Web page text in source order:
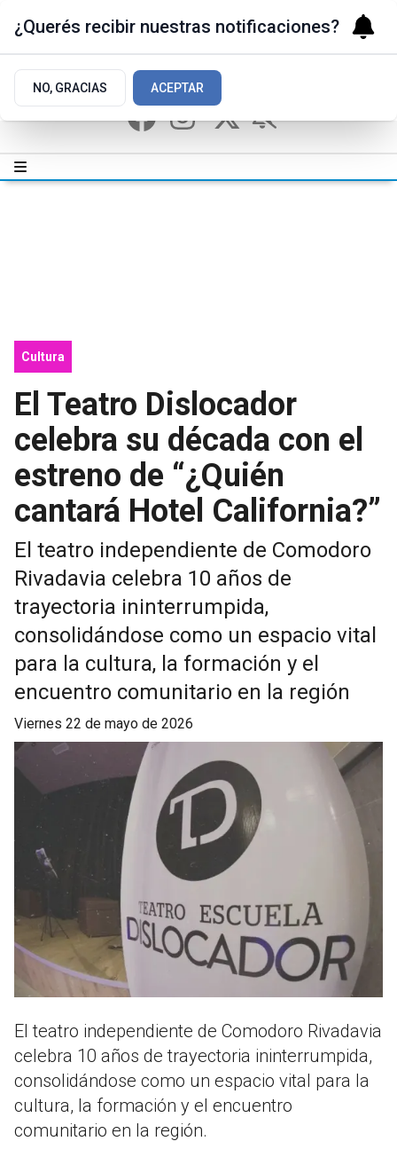
Cultura
El Teatro Dislocador
celebra su década con el
estreno de “¿Quién
cantará Hotel California?”
El teatro independiente de Comodoro
Rivadavia celebra 10 años de
trayectoria ininterrumpida,
consolidándose como un espacio vital
para la cultura, la formación y el
encuentro comunitario en la región
viernes 22 de mayo de 2026
El teatro independiente de Comodoro Rivadavia
celebra 10 años de trayectoria ininterrumpida,
consolidándose como un espacio vital para la
cultura, la formación y el encuentro
comunitario en la región.
¿Querés recibir nuestras notificaciones?
NO, GRACIAS ACEPTAR